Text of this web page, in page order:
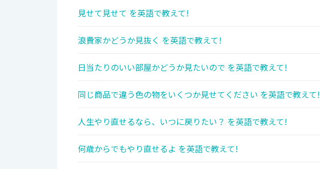
見せて見せて を英語で教えて!
浪費家かどうか見抜く を英語で教えて!
日当たりのいい部屋かどうか見たいので を英語で教えて!
同じ商品で違う色の物をいくつか見せてください を英語で教えて!
人生やり直せるなら、いつに戻りたい？ を英語で教えて!
何歳からでもやり直せるよ を英語で教えて!